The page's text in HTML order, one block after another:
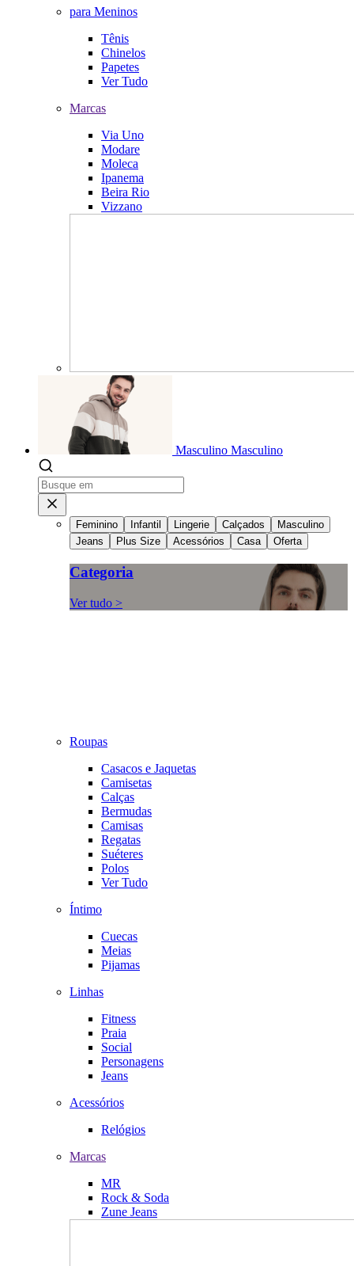
para Meninos
Tênis
Chinelos
Papetes
Ver Tudo
Marcas
Via Uno
Modare
Moleca
Ipanema
Beira Rio
Vizzano
Masculino Masculino
Feminino Infantil Lingerie Calçados
Masculino
Jeans
Plus Size Acessórios Casa Oferta
Categoria
Ver tudo >
Roupas
Casacos e Jaquetas
Camisetas
Calças
Bermudas
Camisas
Regatas
Suéteres
Polos
Ver Tudo
Íntimo
Cuecas
Meias
Pijamas
Linhas
Fitness
Praia
Social
Personagens
Jeans
Acessórios
Relógios
Marcas
MR
Rock & Soda
Zune Jeans